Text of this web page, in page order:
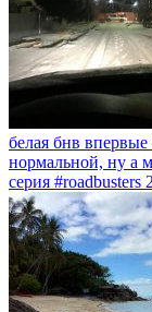
белая бнв впервые
нормальной, ну а
серия #roadbusters